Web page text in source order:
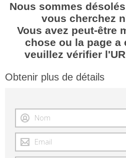
Nous sommes
vous cherchez
Vous avez peut-être
chose ou la page a
veuillez vérifier
Obtenir plus de détails